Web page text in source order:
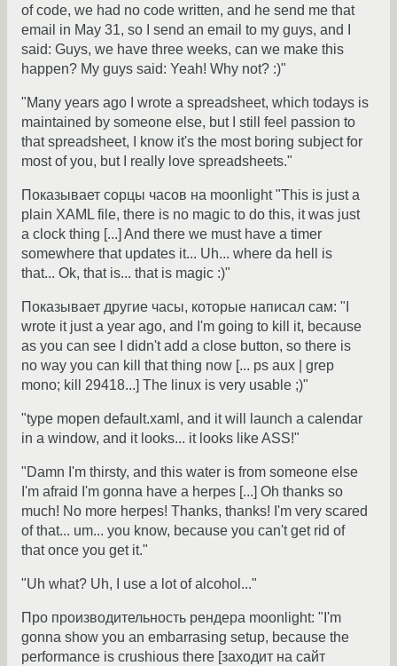
of code, we had no code written, and he send me that
email in May 31, so I send an email to my guys, and I
said: Guys, we have three weeks, can we make this
happen? My guys said: Yeah! Why not? :)"
"Many years ago I wrote a spreadsheet, which todays is
maintained by someone else, but I still feel passion to
that spreadsheet, I know it's the most boring subject for
most of you, but I really love spreadsheets."
Показывает сорцы часов на moonlight "This is just a
plain XAML file, there is no magic to do this, it was just
a clock thing [...] And there we must have a timer
somewhere that updates it... Uh... where da hell is
that... Ok, that is... that is magic :)"
Показывает другие часы, которые написал сам: "I
wrote it just a year ago, and I'm going to kill it, because
as you can see I didn't add a close button, so there is
no way you can kill that thing now [... ps aux | grep
mono; kill 29418...] The linux is very usable ;)"
"type mopen default.xaml, and it will launch a calendar
in a window, and it looks... it looks like ASS!"
"Damn I'm thirsty, and this water is from someone else
I'm afraid I'm gonna have a herpes [...] Oh thanks so
much! No more herpes! Thanks, thanks! I'm very scared
of that... um... you know, because you can't get rid of
that once you get it."
"Uh what? Uh, I use a lot of alcohol..."
Про производительность рендера moonlight: "I'm
gonna show you an embarrasing setup, because the
performance is crushious there [заходит на сайт